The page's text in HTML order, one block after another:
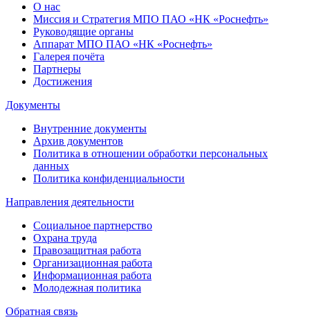
О нас
Миссия и Стратегия МПО ПАО «НК «Роснефть»
Руководящие органы
Аппарат МПО ПАО «НК «Роснефть»
Галерея почёта
Партнеры
Достижения
Документы
Внутренние документы
Архив документов
Политика в отношении обработки персональных
данных
Политика конфиденциальности
Направления деятельности
Социальное партнерство
Охрана труда
Правозащитная работа
Организационная работа
Информационная работа
Молодежная политика
Обратная связь